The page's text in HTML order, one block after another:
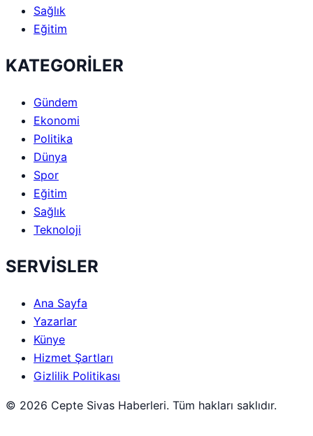
Sağlık
Eğitim
KATEGORİLER
Gündem
Ekonomi
Politika
Dünya
Spor
Eğitim
Sağlık
Teknoloji
SERVİSLER
Ana Sayfa
Yazarlar
Künye
Hizmet Şartları
Gizlilik Politikası
© 2026 Cepte Sivas Haberleri. Tüm hakları saklıdır.